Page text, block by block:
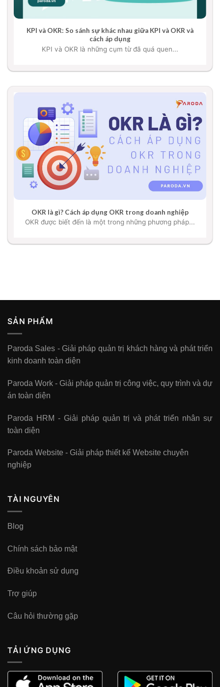
KPI và OKR: So sánh sự khác nhau giữa KPI và OKR và
cách áp dụng
KPI và OKR là những cụm từ đã quá quen...
OKR là gì? Cách áp dụng OKR trong doanh nghiệp
OKR được biết đến là một trong những phương pháp...
SẢN PHẨM
Paroda Sales - Giải pháp quản trị khách hàng và phát triển
kinh doanh toàn diện
Paroda Work - Giải pháp quản trị công việc, quy trình và dự
án toàn diện
Paroda HRM - Giải pháp quản trị và phát triển nhân sự
toàn diện
Paroda Website - Giải pháp thiết kế Website chuyên
nghiệp
TÀI NGUYÊN
Blog
Chính sách bảo mật
Điều khoản sử dụng
Trợ giúp
Câu hỏi thường gặp
TẢI ỨNG DỤNG